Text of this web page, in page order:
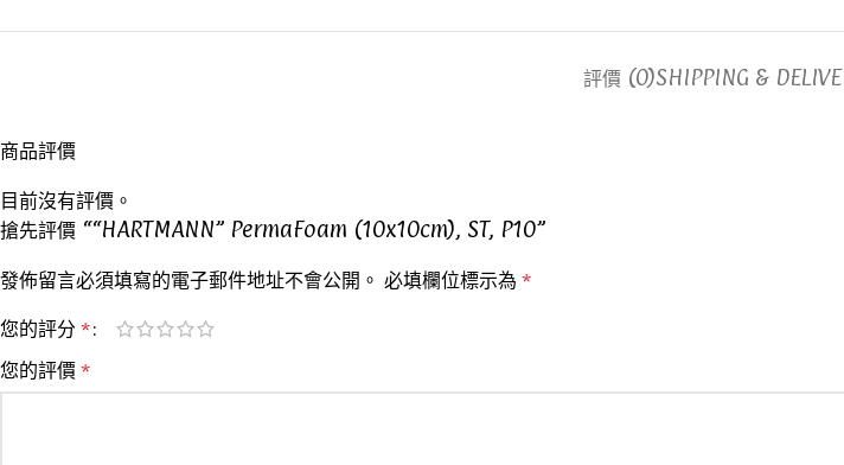
評價 (0)SHIPPING &
商品評價
目前沒有評價。
搶先評價 ““HARTMANN” PermaFoam (10x10cm), ST, P10”
發佈留言必須填寫的電子郵件地址不會公開。 必填欄位標示為 *
您的評分 *
您的評價 *